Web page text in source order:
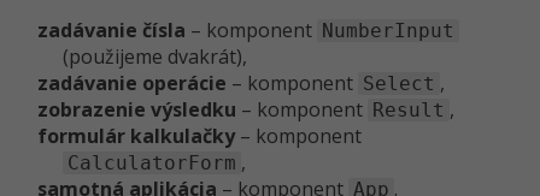
zadávanie čísla – komponent NumberInput
(použijeme dvakrát),
zadávanie operácie – komponent Select ,
zobrazenie výsledku – komponent Result ,
formulár kalkulačky– komponent
CalculatorForm ,
samotná aplikácia – komponent App .